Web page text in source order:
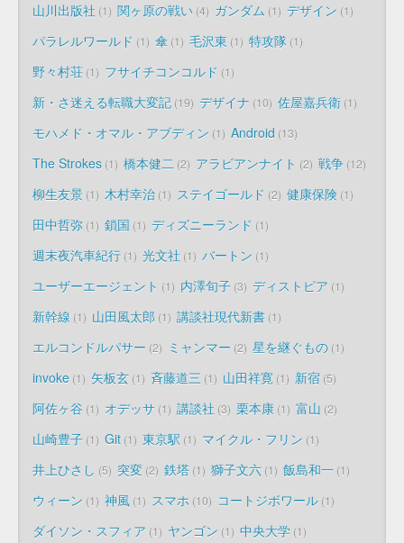
山川出版社 1 関ヶ原の戦い 4 ガンダム 1 デザイン 1
パラレルワールド 1 傘 1 毛沢東 1 特攻隊 1
野々村荘 1 フサイチコンコルド 1
新・さ迷える転職大変記 19 デザイナ 10 佐屋嘉兵衛 1
モハメド・オマル・アブディン 1 Android 13
The Strokes 1 橋本健二 2 アラビアンナイト 2 戦争 12
柳生友景 1 木村幸治 1 ステイゴールド 2 健康保険 1
田中哲弥 1 鎖国 1 ディズニーランド 1
週末夜汽車紀行 1 光文社 1 バートン 1
ユーザーエージェント 1 内澤旬子 3 ディストピア 1
新幹線 1 山田風太郎 1 講談社現代新書 1
エルコンドルパサー 2 ミャンマー 2 星を継ぐもの 1
invoke 1 矢板玄 1 斉藤道三 1 山田祥寛 1 新宿 5
阿佐ヶ谷 1 オデッサ 1 講談社 3 栗本康 1 富山 2
山崎豊子 1 Git 1 東京駅 1 マイクル・フリン 1
井上ひさし 5 突変 2 鉄塔 1 獅子文六 1 飯島和一 1
ウィーン 1 神風 1 スマホ 10 コートジボワール 1
ダイソン・スフィア 1 ヤンゴン 1 中央大学 1